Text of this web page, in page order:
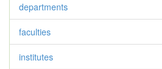
departments
faculties
institutes